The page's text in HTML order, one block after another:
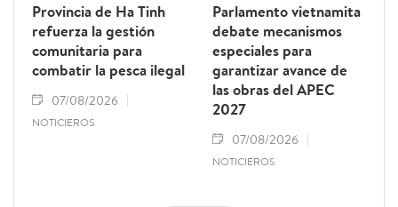
Provincia de Ha Tinh
refuerza la gestión
comunitaria para
combatir la pesca ilegal
07/08/2026
NOTICIEROS
Parlamento vietnamita
debate mecanismos
especiales para
garantizar avance de
las obras del APEC
2027
07/08/2026
NOTICIEROS